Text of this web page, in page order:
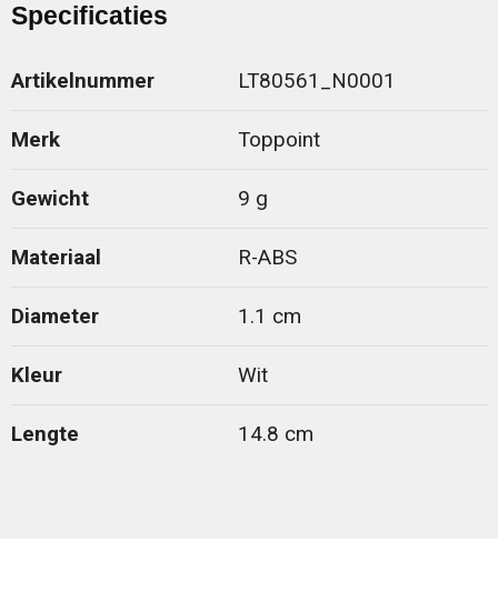
Specificaties
Artikelnummer LT80561_N0001
Merk Toppoint
Gewicht 9 g
Materiaal R-ABS
Diameter 1.1 cm
Kleur Wit
Lengte 14.8 cm